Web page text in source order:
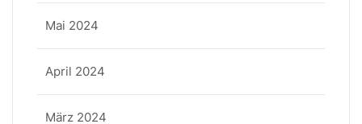
Mai 2024
April 2024
März 2024